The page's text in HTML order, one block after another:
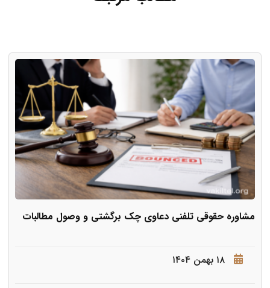
مشاوره حقوقی تلفنی دعاوی چک برگشتی و وصول مطالبات
۱۸ بهمن ۱۴۰۴